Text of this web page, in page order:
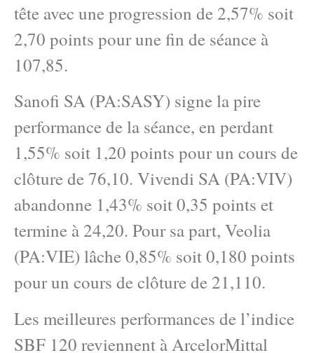
tête avec une progression de 2,57% soit
2,70 points pour une fin de séance à
107,85.
Sanofi SA (PA:SASY) signe la pire
performance de la séance, en perdant
1,55% soit 1,20 points pour un cours de
clôture de 76,10. Vivendi SA (PA:VIV)
abandonne 1,43% soit 0,35 points et
termine à 24,20. Pour sa part, Veolia
(PA:VIE) lâche 0,85% soit 0,180 points
pour un cours de clôture de 21,110.
Les meilleures performances de l’indice
SBF 120 reviennent à ArcelorMittal